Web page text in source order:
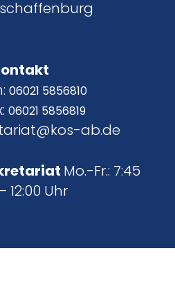
06021 5856810
06021 5856819
ab.de
Mo.-Fr.: 7:45
12:00 Uhr